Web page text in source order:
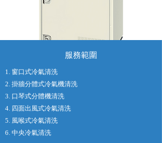
服務範圍
1. 窗口式冷氣清洗
2. 掛牆分體式冷氣機清洗
3. 口琴式分體機清洗
4. 四面出風式冷氣清洗
5. 風喉式冷氣清洗
6. 中央冷氣清洗